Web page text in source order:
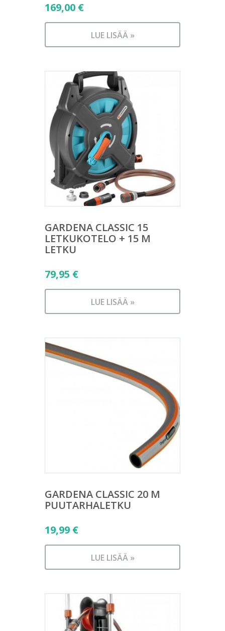
169,00 €
LUE LISÄÄ »
GARDENA CLASSIC 15
LETKUKOTELO + 15 M
LETKU
79,95 €
LUE LISÄÄ »
GARDENA CLASSIC 20 M
PUUTARHALETKU
19,99 €
LUE LISÄÄ »